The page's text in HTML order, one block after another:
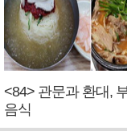
<84> 관문과 환대,
음식